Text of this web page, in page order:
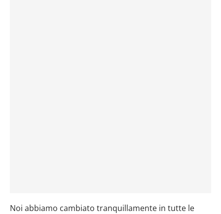
Noi abbiamo cambiato tranquillamente in tutte le